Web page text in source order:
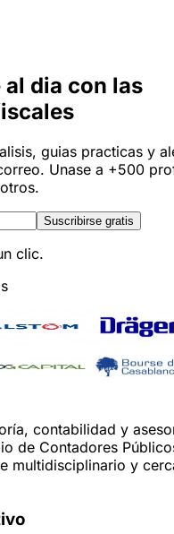
dia con las
guias practicas y
Unase a +500
Suscribirse gratis
clic.
contabilidad y
de Contadores
multidisciplinario y